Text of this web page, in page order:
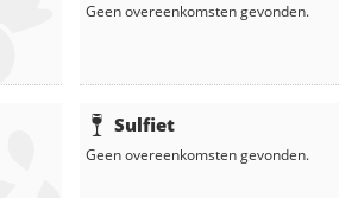
Geen overeenkomsten gevonden.
Sulfiet
Geen overeenkomsten gevonden.